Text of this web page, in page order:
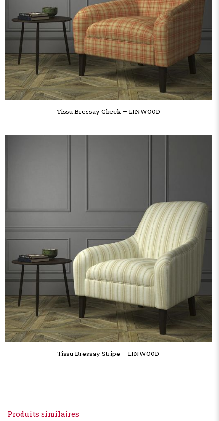
Tissu Bressay Check – LINWOOD
Tissu Bressay Stripe – LINWOOD
Produits similaires